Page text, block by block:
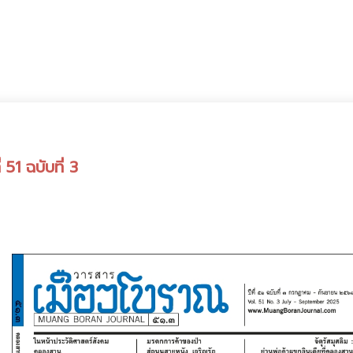
51 ฉบับที่ 3